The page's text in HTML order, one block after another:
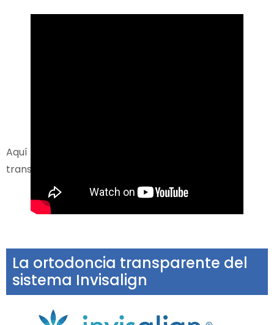
Aquí te mostramos en qué consiste la ortodoncia
transparente.
La ortodoncia transparente del
sistema Invisalign